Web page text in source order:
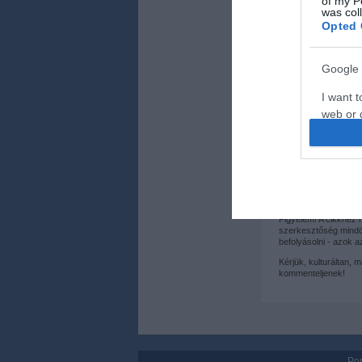
was
Opted
Google
I want
web or
I want
I want
I want
I want
Kannibál
Figyelem! A cikkhez
szerkesztőség
befolyásolni - azok
Kérjük, kulturáltan,
kommenteljenek!